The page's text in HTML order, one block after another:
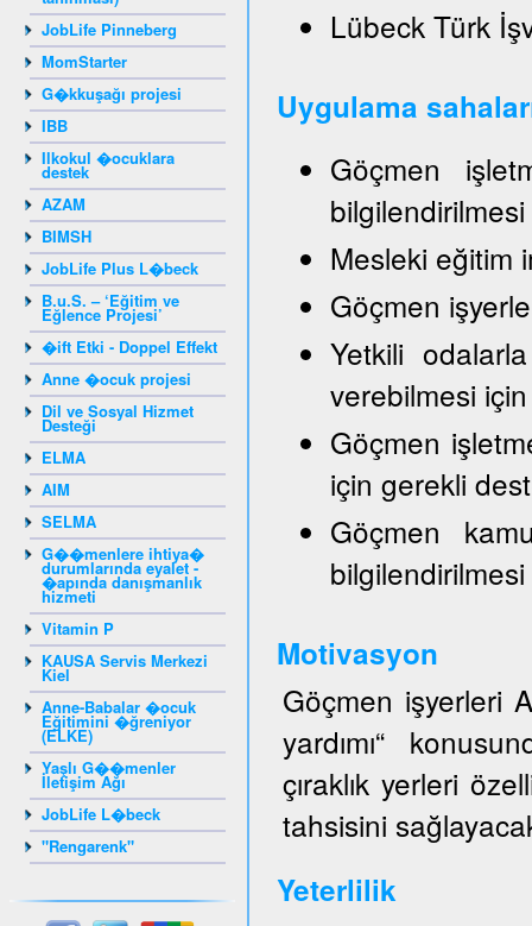
JobLife Pinneberg
MomStarter
G�kkuşağı projesi
IBB
Ilkokul �ocuklara
destek
AZAM
BIMSH
JobLife Plus L�beck
B.u.S. – ‘Eğitim ve
Eğlence Projesi’
�ift Etki - Doppel Effekt
Anne �ocuk projesi
Dil ve Sosyal Hizmet
Desteği
ELMA
AIM
SELMA
G��menlere ihtiya�
durumlarında eyalet -
�apında danışmanlık
hizmeti
Vitamin P
KAUSA Servis Merkezi
Kiel
Anne-Babalar �ocuk
Eğitimini �ğreniyor
(ELKE)
Yaşlı G��menler
İletişim Ağı
JobLife L�beck
"Rengarenk"
Lübeck Türk
Uygulama
Göçmen
bilgilendirilmesi
Mesleki eğitim
Göçmen
Yetkili
verebilmesi
Göçmen
için gerekli
Göçmen
bilgilendirilmesi
Motivasyon
Göçmen işyerleri
yardımı“
çıraklık yerleri
tahsisini
Yeterlilik